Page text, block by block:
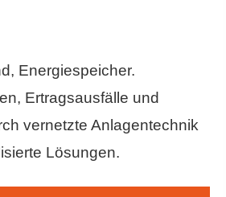
Energiespeicher.
Ertragsausfälle und
vernetzte Anlagentechnik
Lösungen.